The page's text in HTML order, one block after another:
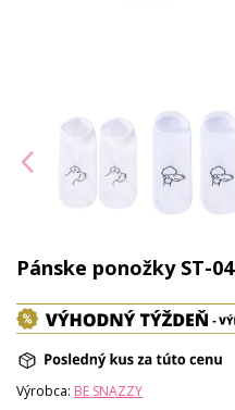
Pánske ponožky ST-04
Výrobca: BE SNAZZY